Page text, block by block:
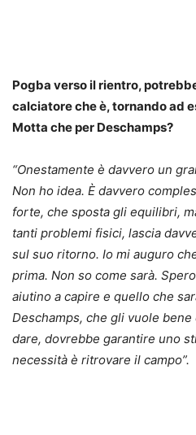
Pogba verso il rientro,
calciatore che è, tornando ad
Motta che per Deschamps?
“Onestamente è davvero un
Non ho idea. È davvero
forte, che sposta gli equilibri,
tanti problemi fisici, lascia
sul suo ritorno. Io mi auguro
prima. Non so come sarà.
aiutino a capire e quello che
Deschamps, che gli vuole
dare, dovrebbe garantire uno
necessità è ritrovare il campo”.